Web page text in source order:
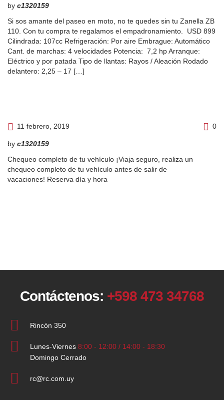
by c1320159
Si sos amante del paseo en moto, no te quedes sin tu Zanella ZB
110. Con tu compra te regalamos el empadronamiento. USD 899
Cilindrada: 107cc Refrigeración: Por aire Embrague: Automático
Cant. de marchas: 4 velocidades Potencia: 7,2 hp Arranque:
Eléctrico y por patada Tipo de llantas: Rayos / Aleación Rodado
delantero: 2,25 – 17 […]
11 febrero, 2019 0
by c1320159
Chequeo completo de tu vehículo ¡Viaja seguro, realiza un
chequeo completo de tu vehículo antes de salir de
vacaciones! Reserva día y hora
Contáctenos: +598 473 34768
Rincón 350
Lunes-Viernes 8:00 - 12:00 / 14:00 - 18:30
Domingo Cerrado
rc@rc.com.uy